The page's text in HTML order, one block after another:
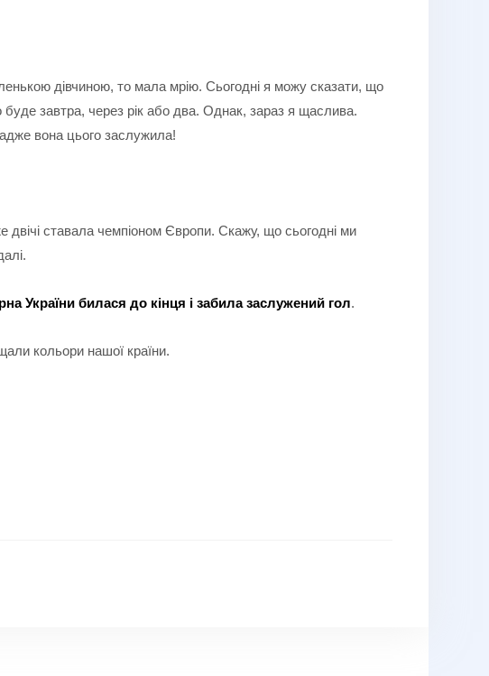
дівчиною, то мала мрію. Сьогодні я можу сказати, що
завтра, через рік або два. Однак, зараз я щаслива.
вона цього заслужила!
двічі ставала чемпіоном Європи. Скажу, що сьогодні ми
України билася до кінця і забила заслужений гол.
кольори нашої країни.